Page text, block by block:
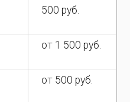
500 руб.
от 1 500 руб.
от 500 руб.